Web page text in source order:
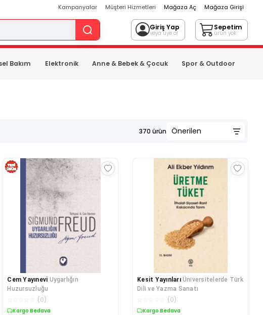
Kampanyalar Müşteri Hizmetleri Mağaza Aç Mağaza Girişi
Giriş Yap
veya üye ol
Sepetim
ürün yok
Bakım Elektronik Anne & Bebek & Çocuk Spor & Outdoor
370 ürün
Cem Yayınevi Uygarlığın
Huzursuzluğu
(0)
Kargo Bedava
Kesit Yayınları Üniversitelerde Türk
Dili ve Yazma Sanatı
(0)
Kargo Bedava